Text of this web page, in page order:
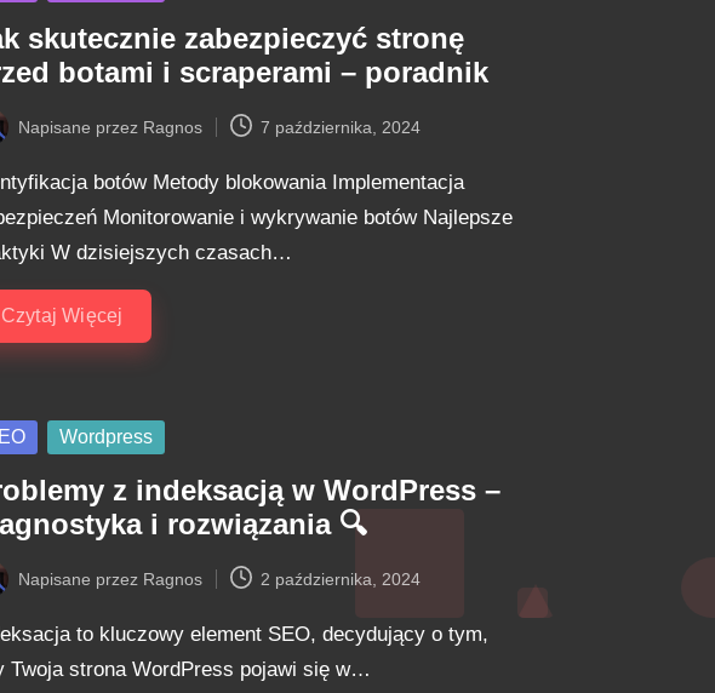
skutecznie zabezpieczyć stronę
botami i scraperami – poradnik
Napisane przez Ragnos 7 października, 2024
botów Metody blokowania Implementacja
Monitorowanie i wykrywanie botów Najlepsze
W dzisiejszych czasach…
Czytaj Więcej
Wordpress
z indeksacją w WordPress –
i rozwiązania 🔍
Napisane przez Ragnos 2 października, 2024
to kluczowy element SEO, decydujący o tym,
Twoja strona WordPress pojawi się w…